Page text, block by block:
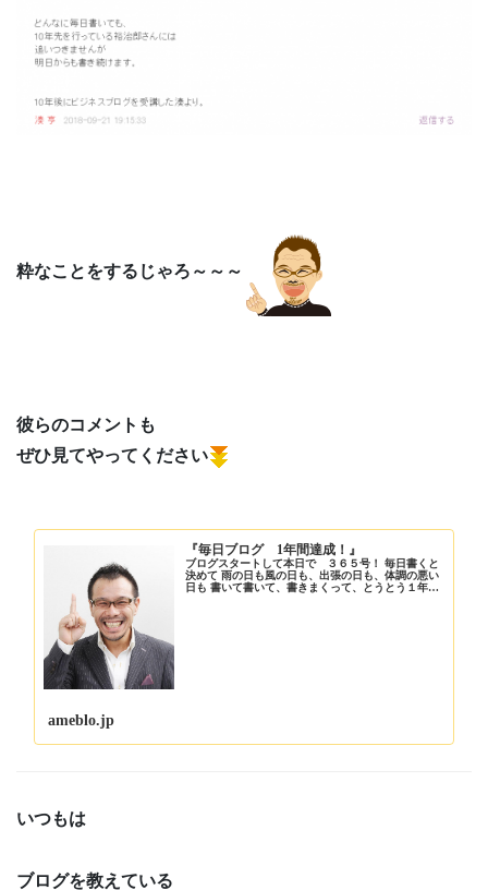
粋なことをするじゃろ～～～
彼らのコメントも
ぜひ見てやってください
『毎日ブログ 1年間達成！』
ブログスタートして本日で ３６５号！ 毎日書くと
決めて 雨の日も風の日も、出張の日も、体調の悪い
日も 書いて書いて、書きまくって、とうとう１年が
ameblo.jp
いつもは
ブログを教えている